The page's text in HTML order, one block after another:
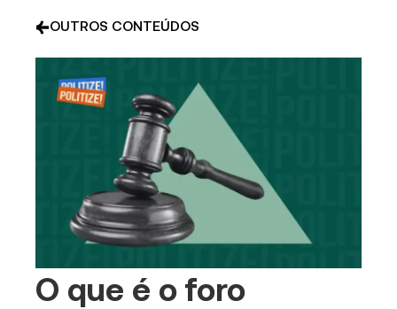
OUTROS CONTEÚDOS
O que é o foro